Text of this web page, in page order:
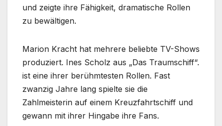
und zeigte ihre Fähigkeit, dramatische Rollen
zu bewältigen.
Marion Kracht hat mehrere beliebte TV-Shows
produziert. Ines Scholz aus „Das Traumschiff“.
ist eine ihrer berühmtesten Rollen. Fast
zwanzig Jahre lang spielte sie die
Zahlmeisterin auf einem Kreuzfahrtschiff und
gewann mit ihrer Hingabe ihre Fans.